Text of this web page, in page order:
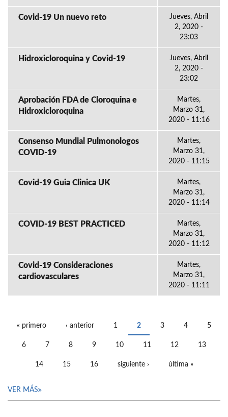
Covid-19 Un nuevo reto
Jueves, Abril
2, 2020 -
23:03
Hidroxicloroquina y Covid-19
Jueves, Abril
2, 2020 -
23:02
Aprobación FDA de Cloroquina e
Hidroxicloroquina
Martes,
Marzo 31,
2020 - 11:16
Consenso Mundial Pulmonologos
COVID-19
Martes,
Marzo 31,
2020 - 11:15
Covid-19 Guia Clinica UK
Martes,
Marzo 31,
2020 - 11:14
COVID-19 BEST PRACTICED
Martes,
Marzo 31,
2020 - 11:12
Covid-19 Consideraciones
cardiovasculares
Martes,
Marzo 31,
2020 - 11:11
« primero ‹ anterior 1 2 3 4 5
6 7 8 9 10 11 12 13
14 15 16 siguiente › última »
VER MÁS